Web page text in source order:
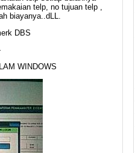
telp, no tujuan telp ,
biayanya..dLL.
DBS
WINDOWS